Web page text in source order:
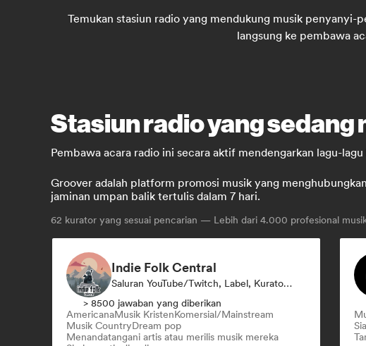
Temukan stasiun radio yang mendukung musik
langsung ke pembawa
Stasiun radio yang
Pembawa acara radio ini secara aktif mendengarkan lagu-
Groover adalah platform promosi musik yang
jaminan umpan balik tertulis dalam 7 hari.
62 kurator yang sesuai pencarian — Lebih dari 4.000 profesional
Indie Folk Central
Saluran YouTube/Twitch, Label, Kurator Daftar Putar, Stasiun Radio
> 8500 jawaban yang diberikan
AmericanaMusik KristenKomersial/Mainstream
Musik CountryDream pop
Menandatangani artis atau merilis musik mereka